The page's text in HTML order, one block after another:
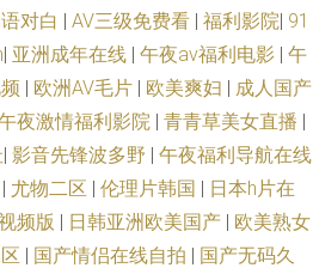
视频 国产成人片 国产九九精品在线 国产群
卡的国产AV 国产欧美久久另类精品 www91
网站 国精自拍 91九色人妻蝌蚪 免费成人
久 九色PORNY95 国产精品码在线 91网黄
对白 | AV三级免费看 | 福利影院| 91
| 亚洲成年在线 | 午夜av福利电影 | 午
| 欧洲AV毛片 | 欧美爽妇 | 成人国产
夜激情福利影院 | 青青草美女直播 |
| 影音先锋波多野 | 午夜福利导航在线
| 尤物二区 | 伦理片韩国 | 日本h片在
频版 | 日韩亚洲欧美国产 | 欧美熟女
| 国产情侣在线自拍 | 国产无码久